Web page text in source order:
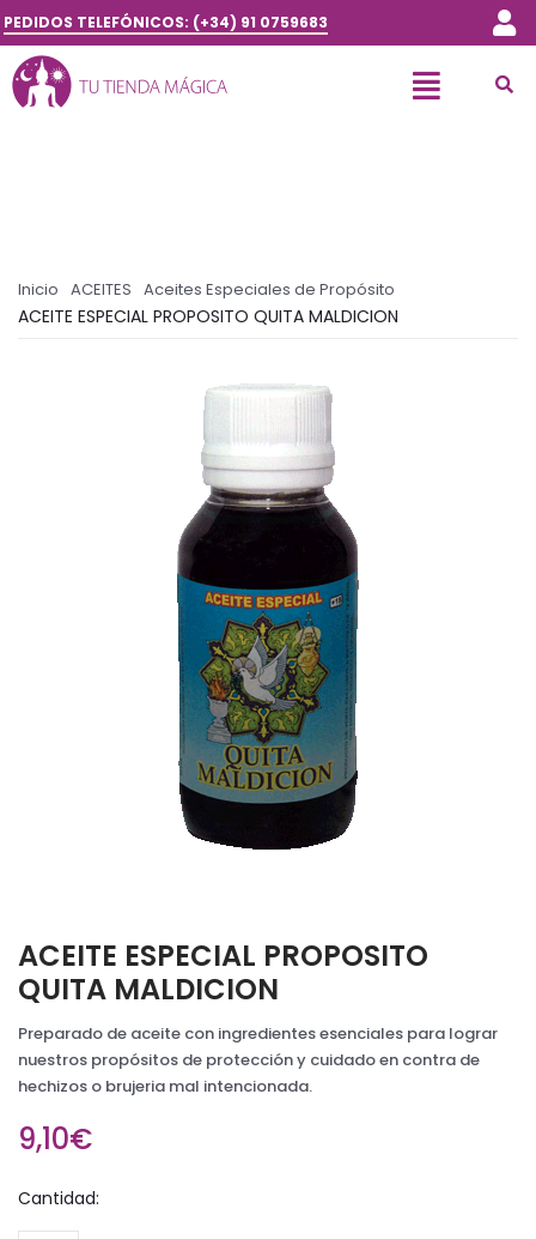
PEDIDOS TELEFÓNICOS: (+34) 91 0759683
Inicio ACEITES Aceites Especiales de Propósito
ACEITE ESPECIAL PROPOSITO QUITA MALDICION
ACEITE ESPECIAL PROPOSITO
QUITA MALDICION
Preparado de aceite con ingredientes esenciales para lograr
nuestros propósitos de protección y cuidado en contra de
hechizos o brujeria mal intencionada.
9,10€
Cantidad: